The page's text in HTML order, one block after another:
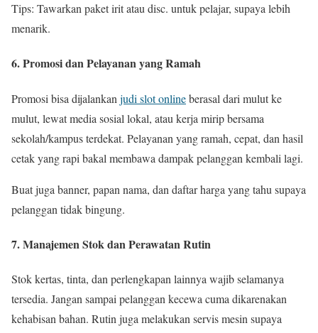
Tips: Tawarkan paket irit atau disc. untuk pelajar, supaya lebih
menarik.
6. Promosi dan Pelayanan yang Ramah
Promosi bisa dijalankan judi slot onlineberasal dari mulut ke
mulut, lewat media sosial lokal, atau kerja mirip bersama
sekolah/kampus terdekat. Pelayanan yang ramah, cepat, dan hasil
cetak yang rapi bakal membawa dampak pelanggan kembali lagi.
Buat juga banner, papan nama, dan daftar harga yang tahu supaya
pelanggan tidak bingung.
7. Manajemen Stok dan Perawatan Rutin
Stok kertas, tinta, dan perlengkapan lainnya wajib selamanya
tersedia. Jangan sampai pelanggan kecewa cuma dikarenakan
kehabisan bahan. Rutin juga melakukan servis mesin supaya